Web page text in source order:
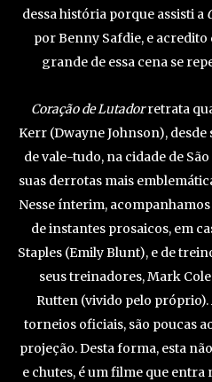
dessa história porque assisti a
por Benny Safdie, e
grande de essa cena se
Coração de Lutadorretrata
Kerr (Dwayne Johnson),
de vale-tudo, na cidade de
suas derrotas mais
Nesse ínterim,
de instantes prosaicos, em
Staples (Emily Blunt), e de
seus treinadores, Mark
Rutten (vivido pelo próprio).
torneios oficiais, são poucas
projeção. Desta forma, esta
e chutes, é um filme que